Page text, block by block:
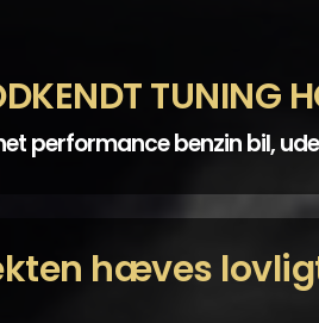
TUNING
performance benzin bil,
hæves